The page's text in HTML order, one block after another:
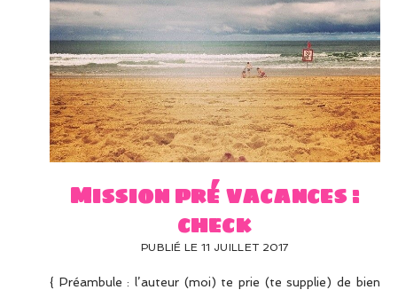
Mission pré vacances :
check
PUBLIÉ LE 11 JUILLET 2017
{ Préambule : l’auteur (moi) te prie (te supplie) de bien